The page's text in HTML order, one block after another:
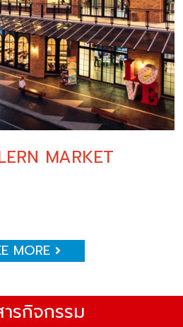
MARKET
MORE
รกิจกรรม